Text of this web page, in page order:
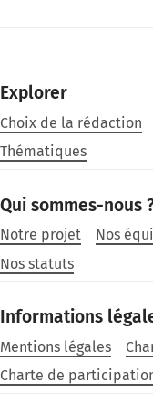
Explorer
Choix de la rédaction
Thématiques
Qui sommes-nous
Notre projet Nos
Nos statuts
Informations
Mentions légales
Charte de